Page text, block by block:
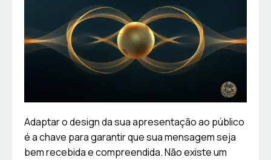
Adaptar o design da sua apresentação ao público
é a chave para garantir que sua mensagem seja
bem recebida e compreendida. Não existe um